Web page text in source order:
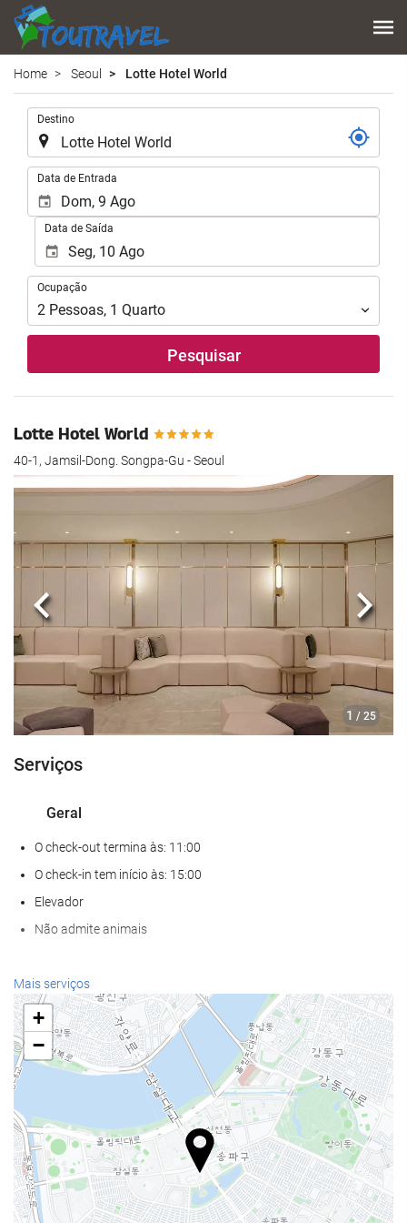
Home Seoul Lotte Hotel World
Destino
Data de Entrada
Data de Saída
Ocupação
Ocupação
2 Pessoas, 1 Quarto
Pesquisar
Lotte Hotel World
40-1, Jamsil-Dong. Songpa-Gu - Seoul
1 / 25
Anterior
Serviços
Geral
O check-out termina às: 11:00
O check-in tem início às: 15:00
Elevador
Não admite animais
Alimentação e bebidas
Restaurante à la carte
Bar
Café/cafetaria no local
Serviços de receção
Recepção disponível 24 horas
Sala para bagagem
Mais serviços
+
−